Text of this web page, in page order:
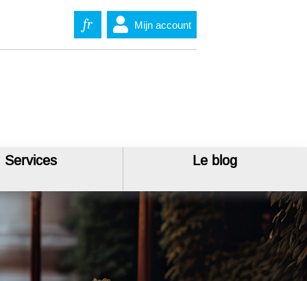
fr Mijn account
Services Le blog